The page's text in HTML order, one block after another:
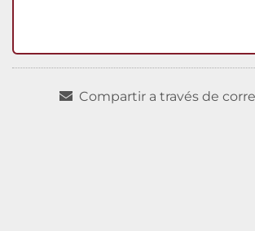
Compartir a través de